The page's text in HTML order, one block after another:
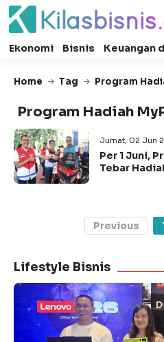
Ekonomi Bisnis Keuangan
Home Tag Program
Program Hadiah
Jumat, 02 Jun
Per 1 Juni,
Tebar
Previous
Lifestyle Bisnis